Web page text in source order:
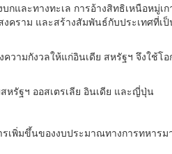
และทางทะเล การอ้างสิทธิเหนือหมู่เก
คราม และสร้างสัมพันธ์กับประเทศที่เ
วามกังวลให้แก่อินเดีย สหรัฐฯ จึงใช้โ
หรัฐฯ ออสเตรเลีย อินเดีย และญี่ปุ่น
เพิ่มขึ้นของงบประมาณทางการทหารม